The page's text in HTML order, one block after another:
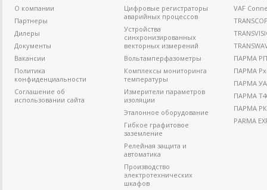
О компании
Партнеры
Дилеры
Документы
Вакансии
Политика
конфиденциальности
Соглашение об
использовании сайта
Цифровые регистраторы
аварийных процессов
Устройства
синхронизированных
векторных измерений
Вольтамперфазометры
Комплексы мониторинга
температуры
Измерители параметров
изоляции
Эталонное оборудование
Гибкое графитовое
заземление
Релейная защита и
автоматика
Производство
электротехнических
шкафов
VAF
ПАРМА
ПАРМА
ПАРМА
ПАРМА
ПАРМА
PARMA